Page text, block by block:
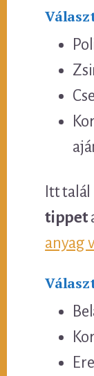
Itt
tippet
anyag